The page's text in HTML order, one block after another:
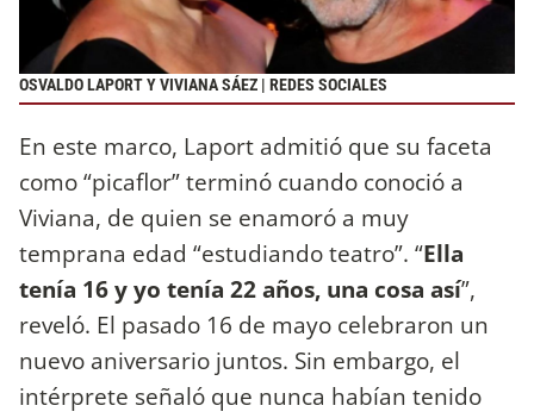
OSVALDO LAPORT Y VIVIANA SÁEZ | REDES SOCIALES
En este marco, Laport admitió que su faceta
como “picaflor” terminó cuando conoció a
Viviana, de quien se enamoró a muy
temprana edad “estudiando teatro”. “Ella
tenía 16 y yo tenía 22 años, una cosa así”,
reveló. El pasado 16 de mayo celebraron un
nuevo aniversario juntos. Sin embargo, el
intérprete señaló que nunca habían tenido